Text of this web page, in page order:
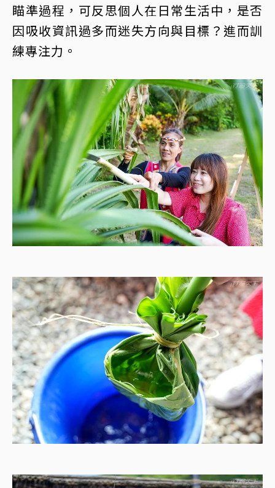
瞄準過程，可反思個人在日常生活中，是否
因吸收資訊過多而迷失方向與目標？進而訓
練專注力。